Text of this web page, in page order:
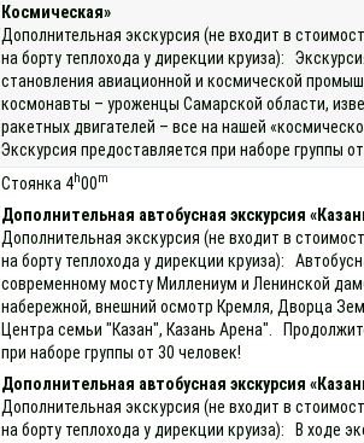
Космическая»
Дополнительная экскурсия (не входит в
на борту теплохода у дирекции круиза):
становления авиационной и космической
космонавты – уроженцы Самарской области,
ракетных двигателей – все на нашей
Экскурсия предоставляется при наборе группы
Стоянка 4h00m
Дополнительная автобусная экскурсия
Дополнительная экскурсия (не входит в
на борту теплохода у дирекции круиза):
современному мосту Миллениум и Ленинской
набережной, внешний осмотр Кремля, Дворца
Центра семьи "Казан", Казань Арена".
при наборе группы от 30 человек!
Дополнительная автобусная экскурсия
Дополнительная экскурсия (не входит в
на борту теплохода у дирекции круиза): В ходе